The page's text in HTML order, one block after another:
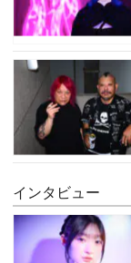
インタビュー